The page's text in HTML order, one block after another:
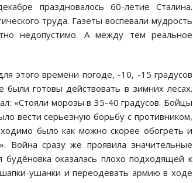
праздновалось 60-летие Сталина.
труда. Газеты воспевали мудрость
недопустимо. А между тем реальное
этого времени погоде, -10, -15 градусов
готовы действовать в зимних лесах.
«Стояли морозы в 35-40 градусов. Бойцы
вести серьезную борьбу с противником,
было как можно скорее обогреть и
Война сразу же проявила значительные
оказалась плохо подходящей к
ушанки и переодевать армию в ходе